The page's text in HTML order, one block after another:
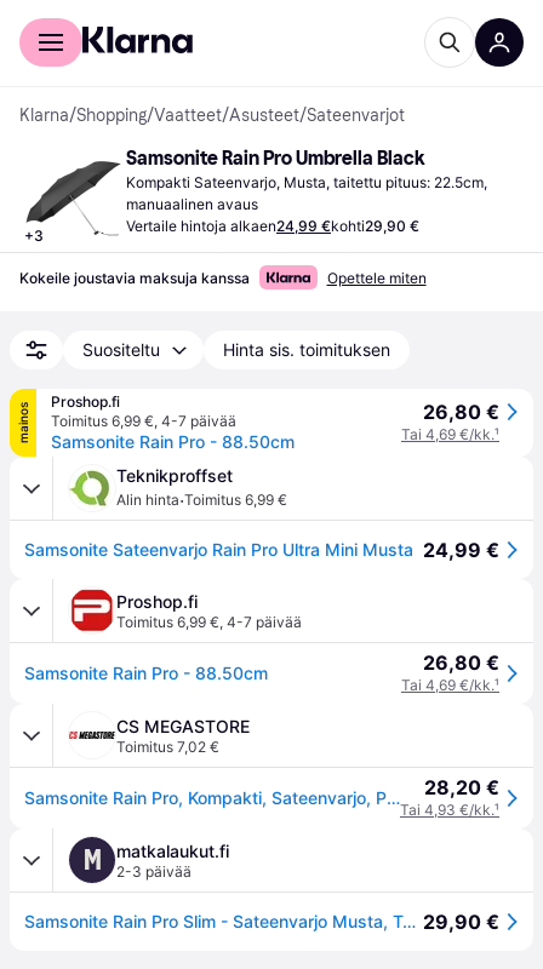
Kuluttajille
Klarna/Shopping/Vaatteet/Asusteet/Sateenvarjot
+3
Samsonite Rain Pro Umbrella Black
Kompakti Sateenvarjo, Musta, taitettu pituus: 22.5cm,
manuaalinen avaus
Vertaile hintoja alkaen24,99 €kohti29,90 €
Kokeile joustavia maksuja kanssa Opettele miten
Suositeltu Hinta sis. toimituksen
mainos
Proshop.fi
Toimitus 6,99 €, 4-7 päivää
Samsonite Rain Pro - 88.50cm
26,80 €
Tai 4,69 €/kk.¹
Teknikproffset
Alin hinta·Toimitus 6,99 €
Samsonite Sateenvarjo Rain Pro Ultra Mini Musta 24,99 €
Proshop.fi
Toimitus 6,99 €, 4-7 päivää
Samsonite Rain Pro - 88.50cm 26,80 €
Tai 4,69 €/kk.¹
CS MEGASTORE
Toimitus 7,02 €
Samsonite Rain Pro, Kompakti, Sateenvarjo, Pyöreä, musta, Terästä, Polyesteri 28,20 €
Tai 4,93 €/kk.¹
M matkalaukut.fi
2-3 päivää
Samsonite Rain Pro Slim - Sateenvarjo Musta, Tarvikkeet 29,90 €